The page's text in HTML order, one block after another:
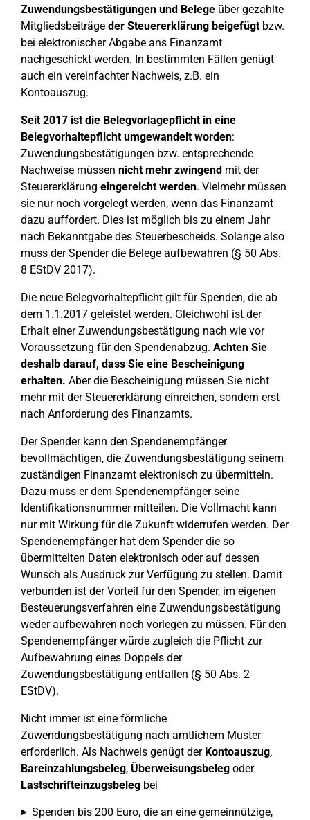
Zuwendungsbestätigungen und Belege über gezahlte
Mitgliedsbeiträge der Steuererklärung beigefügtbzw.
bei elektronischer Abgabe ans Finanzamt
nachgeschickt werden. In bestimmten Fällen genügt
auch ein vereinfachter Nachweis, z.B. ein
Kontoauszug.
Seit 2017 ist die Belegvorlagepflicht in eine
Belegvorhaltepflicht umgewandelt worden:
Zuwendungsbestätigungen bzw. entsprechende
Nachweise müssen nicht mehr zwingend mit der
Steuererklärung eingereicht werden. Vielmehr müssen
sie nur noch vorgelegt werden, wenn das Finanzamt
dazu auffordert. Dies ist möglich bis zu einem Jahr
nach Bekanntgabe des Steuerbescheids. Solange also
muss der Spender die Belege aufbewahren (§ 50 Abs.
8 EStDV 2017).
Die neue Belegvorhaltepflicht gilt für Spenden, die ab
dem 1.1.2017 geleistet werden. Gleichwohl ist der
Erhalt einer Zuwendungsbestätigung nach wie vor
Voraussetzung für den Spendenabzug. Achten Sie
deshalb darauf, dass Sie eine Bescheinigung
erhalten. Aber die Bescheinigung müssen Sie nicht
mehr mit der Steuererklärung einreichen, sondern erst
nach Anforderung des Finanzamts.
Der Spender kann den Spendenempfänger
bevollmächtigen, die Zuwendungsbestätigung seinem
zuständigen Finanzamt elektronisch zu übermitteln.
Dazu muss er dem Spendenempfänger seine
Identifikationsnummer mitteilen. Die Vollmacht kann
nur mit Wirkung für die Zukunft widerrufen werden. Der
Spendenempfänger hat dem Spender die so
übermittelten Daten elektronisch oder auf dessen
Wunsch als Ausdruck zur Verfügung zu stellen. Damit
verbunden ist der Vorteil für den Spender, im eigenen
Besteuerungsverfahren eine Zuwendungsbestätigung
weder aufbewahren noch vorlegen zu müssen. Für den
Spendenempfänger würde zugleich die Pflicht zur
Aufbewahrung eines Doppels der
Zuwendungsbestätigung entfallen (§ 50 Abs. 2
EStDV).
Nicht immer ist eine förmliche
Zuwendungsbestätigung nach amtlichem Muster
erforderlich. Als Nachweis genügt der Kontoauszug,
Bareinzahlungsbeleg, Überweisungsbeleg oder
Lastschrifteinzugsbeleg bei
Spenden bis 200 Euro, die an eine gemeinnützige,